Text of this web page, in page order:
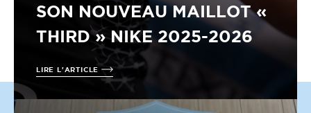
SON NOUVEAU MAILLOT «
THIRD » NIKE 2025-2026
LIRE L'ARTICLE